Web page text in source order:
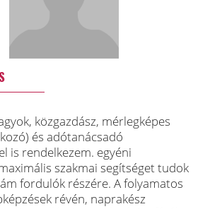
közgazdász, mérlegképes
és adótanácsadó
is rendelkezem. egyéni
szakmai segítséget tudok
fordulók részére. A folyamatos
révén, naprakész